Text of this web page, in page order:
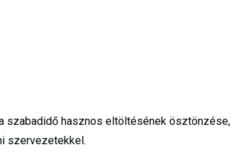
szabadidő hasznos eltöltésének ösztönzése,
szervezetekkel.